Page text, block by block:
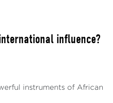
influence?
instruments of African